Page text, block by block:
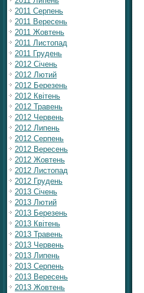
2011 Серпень
2011 Вересень
2011 Жовтень
2011 Листопад
2011 Грудень
2012 Січень
2012 Лютий
2012 Березень
2012 Квітень
2012 Травень
2012 Червень
2012 Липень
2012 Серпень
2012 Вересень
2012 Жовтень
2012 Листопад
2012 Грудень
2013 Січень
2013 Лютий
2013 Березень
2013 Квітень
2013 Травень
2013 Червень
2013 Липень
2013 Серпень
2013 Вересень
2013 Жовтень